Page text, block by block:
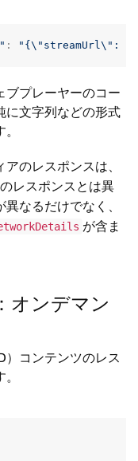
: "{ \" streamUrl\" :
ブプレーヤーのコー
に文字列などの形式
アのレスポンスは、
レスポンスとは異
異なるだけでなく、
が含ま
オンデマン
）コンテンツのレス